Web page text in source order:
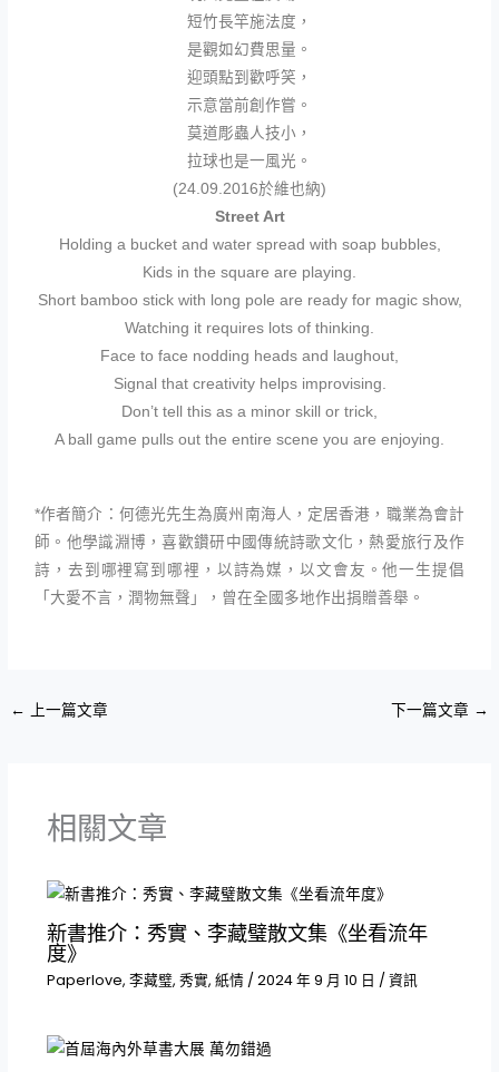
短竹長竿施法度，
是觀如幻費思量。
迎頭點到歡呼笑，
示意當前創作嘗。
莫道彫蟲人技小，
拉球也是一風光。
(24.09.2016於維也納)
Street Art
Holding a bucket and water spread with soap bubbles,
Kids in the square are playing.
Short bamboo stick with long pole are ready for magic show,
Watching it requires lots of thinking.
Face to face nodding heads and laughout,
Signal that creativity helps improvising.
Don’t tell this as a minor skill or trick,
A ball game pulls out the entire scene you are enjoying.
*作者簡介：何德光先生為廣州南海人，定居香港，職業為會計
師。他學識淵博，喜歡鑽研中國傳統詩歌文化，熱愛旅行及作
詩，去到哪裡寫到哪裡，以詩為媒，以文會友。他一生提倡
「大愛不言，潤物無聲」，曾在全國多地作出捐贈善舉。
← 上一篇文章 下一篇文章 →
相關文章
新書推介：秀實、李藏璧散文集《坐看流年
度》
Paperlove, 李藏璧, 秀實, 紙情/ 2024 年 9 月 10 日 / 資訊